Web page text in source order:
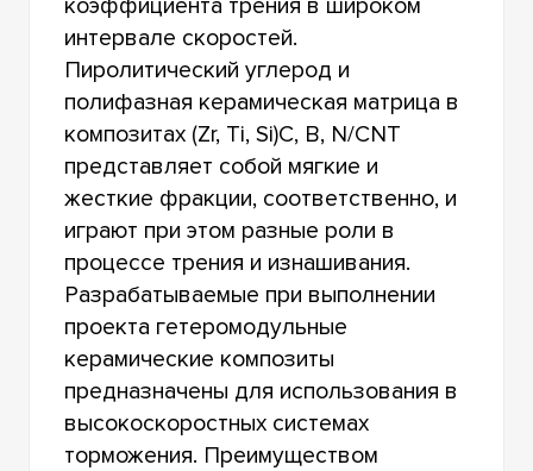
коэффициента трения в широком
интервале скоростей.
Пиролитический углерод и
полифазная керамическая матрица в
композитах (Zr, Ti, Si)С, B, N/CNT
представляет собой мягкие и
жесткие фракции, соответственно, и
играют при этом разные роли в
процессе трения и изнашивания.
Разрабатываемые при выполнении
проекта гетеромодульные
керамические композиты
предназначены для использования в
высокоскоростных системах
торможения. Преимуществом